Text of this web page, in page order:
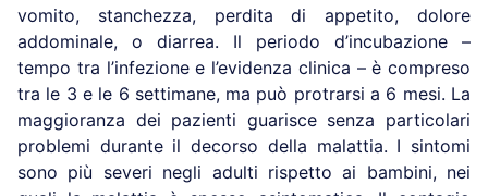
vomito, stanchezza, perdita di appetito, dolore
addominale, o diarrea. Il periodo d’incubazione –
tempo tra l’infezione e l’evidenza clinica – è compreso
tra le 3 e le 6 settimane, ma può protrarsi a 6 mesi. La
maggioranza dei pazienti guarisce senza particolari
problemi durante il decorso della malattia. I sintomi
sono più severi negli adulti rispetto ai bambini, nei